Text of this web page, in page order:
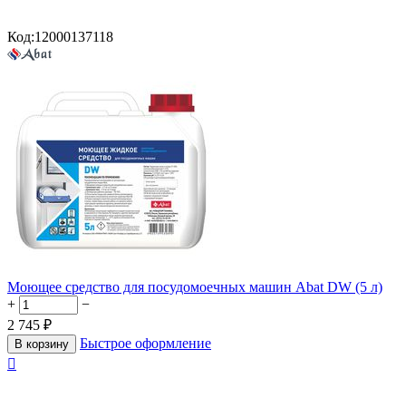
Код:12000137118
Моющее средство для посудомоечных машин Abat DW (5 л)
+
−
2 745 ₽
В корзину
Быстрое оформление
